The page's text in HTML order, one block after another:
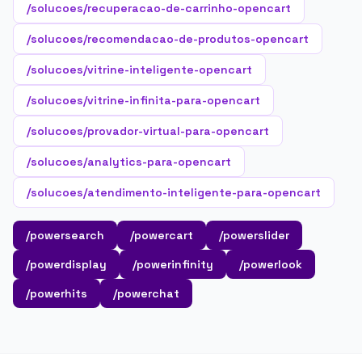
/solucoes/recuperacao-de-carrinho-opencart
/solucoes/recomendacao-de-produtos-opencart
/solucoes/vitrine-inteligente-opencart
/solucoes/vitrine-infinita-para-opencart
/solucoes/provador-virtual-para-opencart
/solucoes/analytics-para-opencart
/solucoes/atendimento-inteligente-para-opencart
/powersearch /powercart
/powerslider
/powerdisplay
/powerinfinity
/powerlook
/powerhits
/powerchat